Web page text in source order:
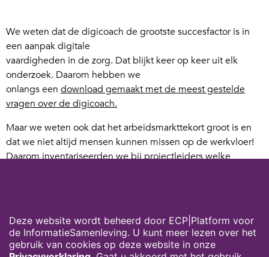
We weten dat de digicoach de grootste succesfactor is in
een aanpak digitale
vaardigheden in de zorg. Dat blijkt keer op keer uit elk
onderzoek. Daarom hebben we
onlangs een download gemaakt met de meest gestelde
vragen over de digicoach.
Maar we weten ook dat het arbeidsmarkttekort groot is en
dat we niet altijd mensen kunnen missen op de werkvloer!
Daarom inventariseerden we bij projectleiders welke
Download hier de tips!
Heb je suggesties? Mail ze naar
info@digivaardigindezorg.nl.
Deze website wordt beheerd door ECP|Platform voor
de InformatieSamenleving. U kunt meer lezen over het
gebruik van cookies op deze website in onze